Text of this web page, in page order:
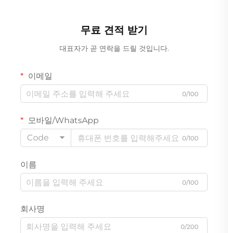
무료 견적 받기
대표자가 곧 연락을 드릴 것입니다.
이메일
0/100
모바일/WhatsApp
Code
0/100
이름
0/100
회사명
0/200